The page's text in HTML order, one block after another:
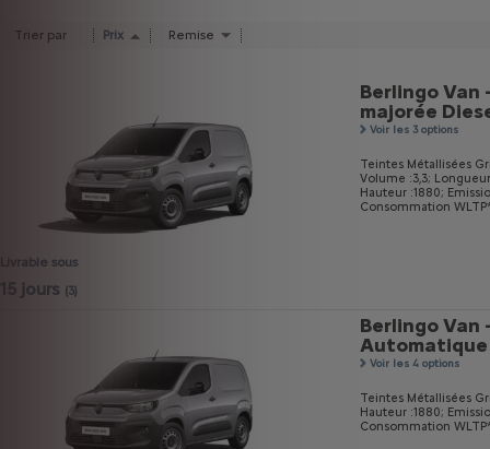
Trier par Prix Remise
Livrable sous
15 jours (3)
Berlingo Van
majorée
Voir les 3 options
Teintes Métallisées
Volume :3,3;
Hauteur :1880;
Consommation
Berlingo Van
Automatique
Voir les 4 options
Teintes Métallisées
Hauteur :1880;
Consommation